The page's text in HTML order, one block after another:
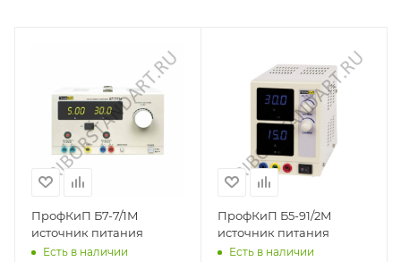
ПрофКиП Б7-7/1М
источник питания
Есть в наличии
ПрофКиП Б5-91/2М
источник питания
Есть в наличии